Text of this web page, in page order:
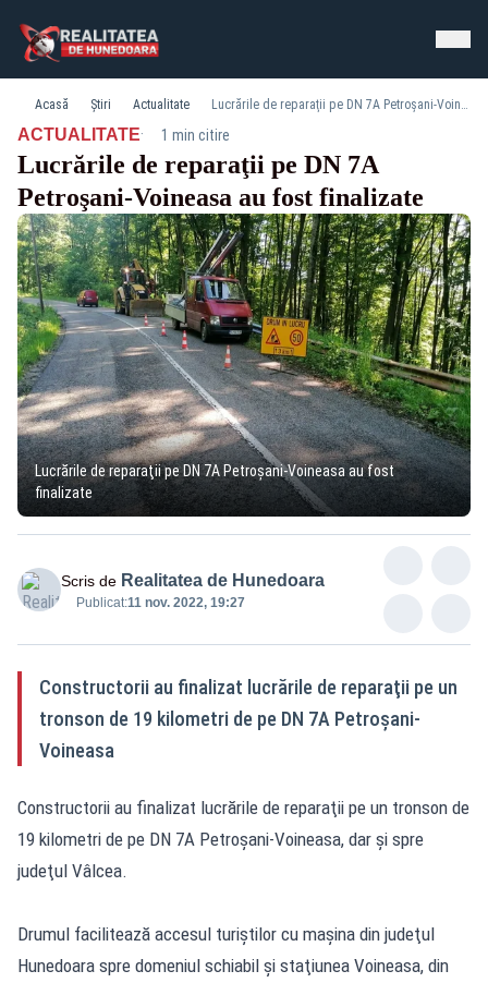
Acasă Știri Actualitate Lucrările de reparaţii pe DN 7A Petroşani-Voineasa au fost finalizate
ACTUALITATE· 1 min citire
Lucrările de reparaţii pe DN 7A
Petroşani-Voineasa au fost finalizate
Lucrările de reparaţii pe DN 7A Petroşani-Voineasa au fost
finalizate
Scris de Realitatea de Hunedoara
Publicat:11 nov. 2022, 19:27
Constructorii au finalizat lucrările de reparaţii pe un
tronson de 19 kilometri de pe DN 7A Petroşani-
Voineasa
Constructorii au finalizat lucrările de reparaţii pe un tronson de
19 kilometri de pe DN 7A Petroşani-Voineasa, dar şi spre
judeţul Vâlcea.
Drumul facilitează accesul turiştilor cu maşina din judeţul
Hunedoara spre domeniul schiabil şi staţiunea Voineasa, din